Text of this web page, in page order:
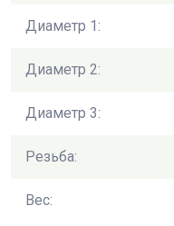
Диаметр 1:
Диаметр 2:
Диаметр 3:
Резьба:
Вес: